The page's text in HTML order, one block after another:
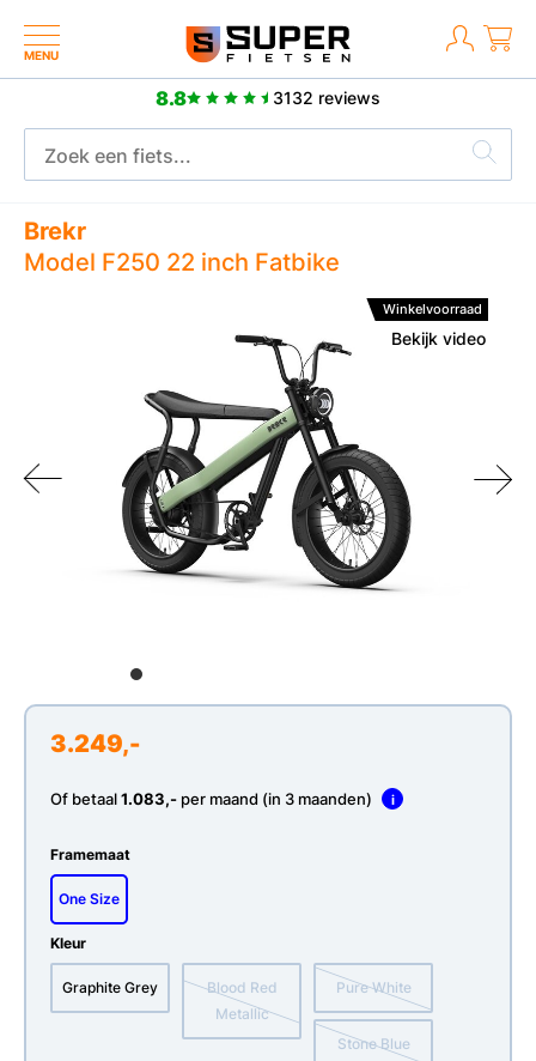
MENU
8.8 3132 reviews
Meer dan 2500 positieve reviews
Brekr
Model F250 22 inch Fatbike
Bekijk video
Winkelvoorraad
3.249,-
Of betaal1.083,- per maand (in 3 maanden) i
Framemaat
One Size
Kleur
Graphite Grey
Blood Red
Metallic
Pure White
Stone Blue